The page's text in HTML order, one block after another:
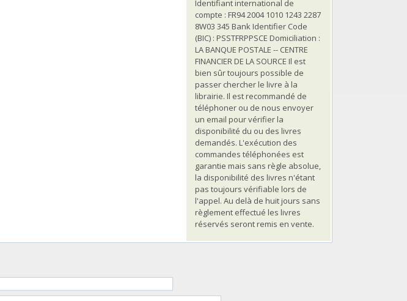
Identifiant international de
compte : FR94 2004 1010 1243 2287
8W03 345 Bank Identifier Code
(BIC) : PSSTFRPPSCE Domiciliation :
LA BANQUE POSTALE -- CENTRE
FINANCIER DE LA SOURCE Il est
bien sûr toujours possible de
passer chercher le livre à la
librairie. Il est recommandé de
téléphoner ou de nous envoyer
un email pour vérifier la
disponibilité du ou des livres
demandés. L'exécution des
commandes téléphonées est
garantie mais sans règle absolue,
la disponibilité des livres n'étant
pas toujours vérifiable lors de
l'appel. Au delà de huit jours sans
règlement effectué les livres
réservés seront remis en vente.